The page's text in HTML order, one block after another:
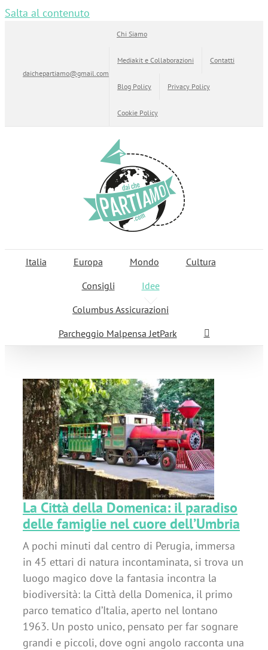
Salta al contenuto
daichepartiamo@gmail.com
Chi Siamo
Mediakit e Collaborazioni Contatti
Blog Policy Privacy Policy
Cookie Policy
Italia Europa Mondo
Cultura
Consigli
Idee
Columbus Assicurazioni
Parcheggio Malpensa JetPark
La Città della Domenica: il paradiso
delle famiglie nel cuore dell’Umbria
A pochi minuti dal centro di Perugia, immersa
in 45 ettari di natura incontaminata, si trova un
luogo magico dove la fantasia incontra la
biodiversità: la Città della Domenica, il primo
parco tematico d’Italia, aperto nel lontano
1963. Un posto unico, pensato per far sognare
grandi e piccoli, dove ogni angolo racconta una